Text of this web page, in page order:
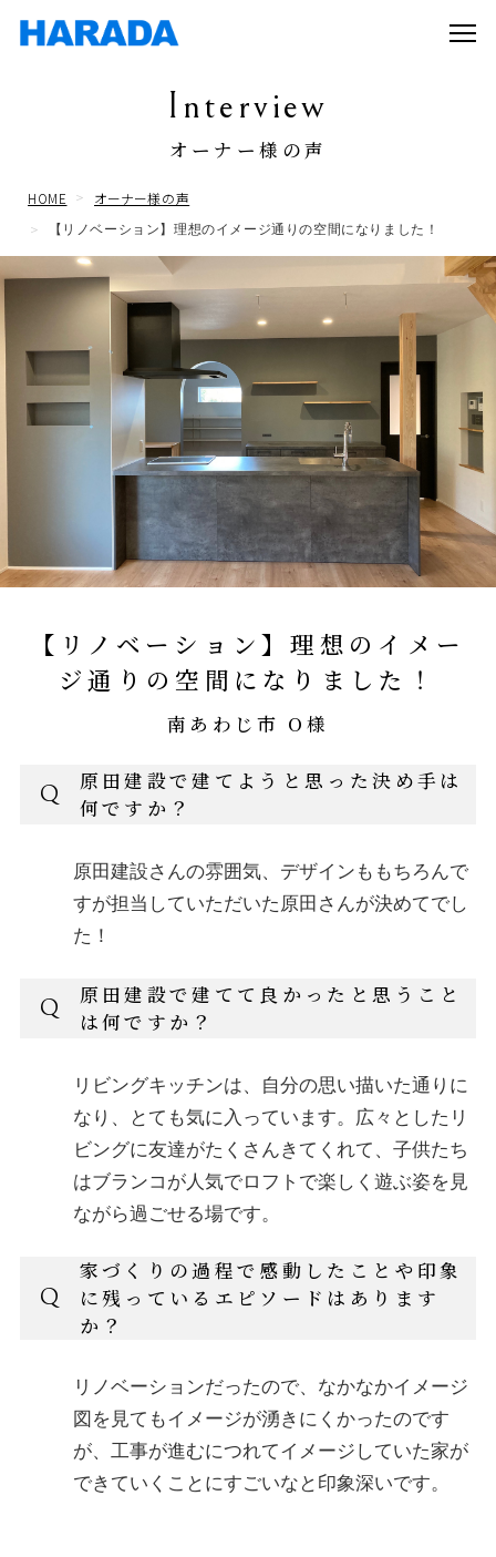
Interview
オーナー様の声
HOME オーナー様の声
【リノベーション】理想のイメージ通りの空間になりました！
【リノベーション】理想のイメー
ジ通りの空間になりました！
南あわじ市 O様
Q
原田建設で建てようと思った決め手は
何ですか？
原田建設さんの雰囲気、デザインももちろんで
すが担当していただいた原田さんが決めてでし
た！
Q
原田建設で建てて良かったと思うこと
は何ですか？
リビングキッチンは、自分の思い描いた通りに
なり、とても気に入っています。広々としたリ
ビングに友達がたくさんきてくれて、子供たち
はブランコが人気でロフトで楽しく遊ぶ姿を見
ながら過ごせる場です。
Q
家づくりの過程で感動したことや印象
に残っているエピソードはあります
か？
リノベーションだったので、なかなかイメージ
図を見てもイメージが湧きにくかったのです
が、工事が進むにつれてイメージしていた家が
できていくことにすごいなと印象深いです。